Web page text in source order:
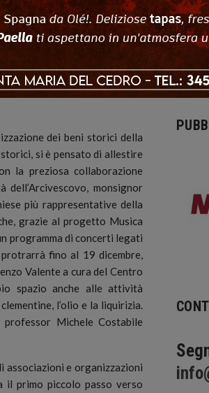
Monica, Enrique Breccia,
Milo Manara, Tanino
Food” con opere di Flavia
Lelio Bonaccorso, Grazia La
Giancarlo Caracuzzo, Marco
Qualano. E Misteri di
dei beni storici della
si è pensato di allestire
la preziosa collaborazione
monsignor
più rappresentative della
grazie al progetto Musica
programma di concerti legati
fino al 19 dicembre,
Valente a cura del Centro
spazio anche alle attività
l’olio e la liquirizia.
Michele Costabile
associazioni e organizzazioni
il primo piccolo passo verso